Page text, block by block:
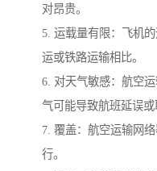
对昂贵。
5. 运载量有限：飞机
运或铁路运输相比。
6. 对天气敏感：航空
气可能导致航班延误或
7. 覆盖：航空运输网
行。